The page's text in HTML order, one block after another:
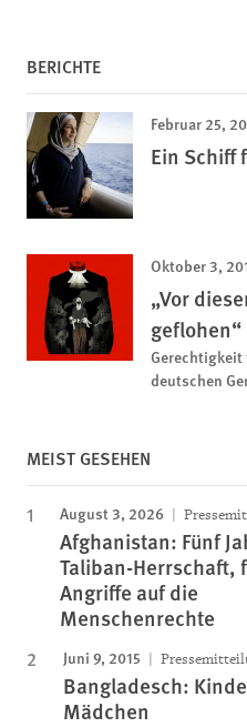
BERICHTE
Februar 25,
Ein Schiff
Oktober 3,
„Vor
geflohen“
Gerechtigkeit
deutschen
MEIST GESEHEN
August 3, 2026
Afghanistan: Fünf
Taliban-Herrschaft,
Angriffe auf die
Menschenrechte
Juni 9, 2015
Bangladesch:
Mädchen